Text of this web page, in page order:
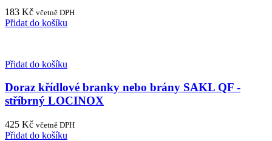
183 Kč včetně DPH
Přidat do košíku
Přidat do košíku
Doraz křídlové branky nebo brány SAKL QF -
stříbrný LOCINOX
425 Kč včetně DPH
Přidat do košíku